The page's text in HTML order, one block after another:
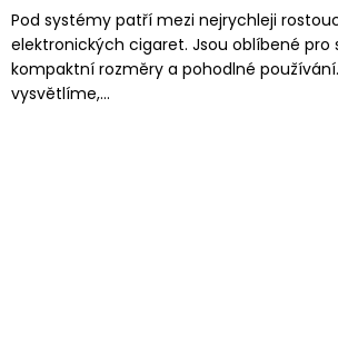
Pod systémy patří mezi nejrychleji
elektronických cigaret. Jsou oblíbené pro
kompaktní rozměry a pohodlné
vysvětlíme,...